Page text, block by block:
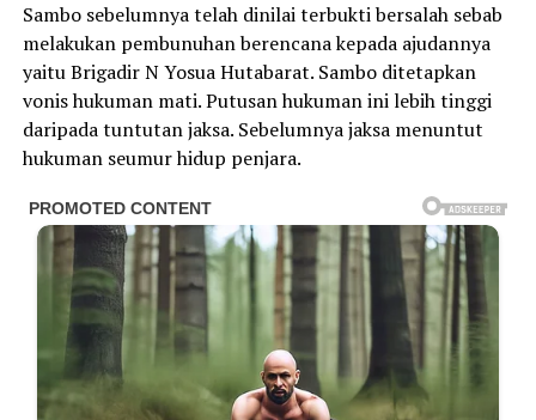
Sambo sebelumnya telah dinilai terbukti bersalah sebab
melakukan pembunuhan berencana kepada ajudannya
yaitu Brigadir N Yosua Hutabarat. Sambo ditetapkan
vonis hukuman mati. Putusan hukuman ini lebih tinggi
daripada tuntutan jaksa. Sebelumnya jaksa menuntut
hukuman seumur hidup penjara.